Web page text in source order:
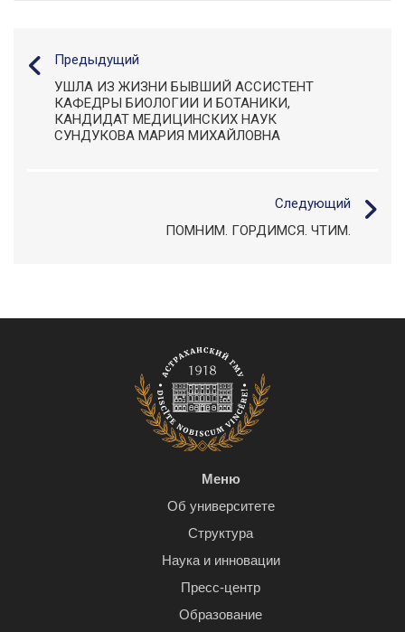
Предыдущий
УШЛА ИЗ ЖИЗНИ БЫВШИЙ АССИСТЕНТ
КАФЕДРЫ БИОЛОГИИ И БОТАНИКИ,
КАНДИДАТ МЕДИЦИНСКИХ НАУК
СУНДУКОВА МАРИЯ МИХАЙЛОВНА
Следующий
ПОМНИМ. ГОРДИМСЯ. ЧТИМ.
Меню
Об университете
Структура
Наука и инновации
Пресс-центр
Образование